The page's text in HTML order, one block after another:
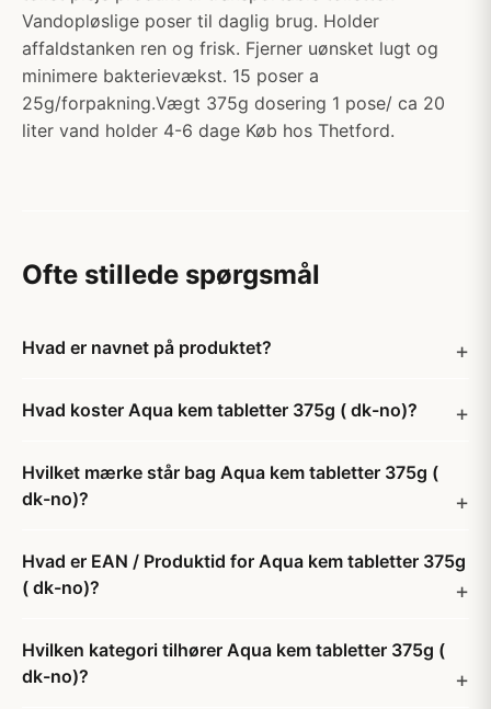
Vandopløslige poser til daglig brug. Holder
affaldstanken ren og frisk. Fjerner uønsket lugt og
minimere bakterievækst. 15 poser a
25g/forpakning.Vægt 375g dosering 1 pose/ ca 20
liter vand holder 4-6 dage Køb hos Thetford.
Ofte stillede spørgsmål
Hvad er navnet på produktet?
Hvad koster Aqua kem tabletter 375g ( dk-no)?
Hvilket mærke står bag Aqua kem tabletter 375g (
dk-no)?
Hvad er EAN / Produktid for Aqua kem tabletter 375g
( dk-no)?
Hvilken kategori tilhører Aqua kem tabletter 375g (
dk-no)?